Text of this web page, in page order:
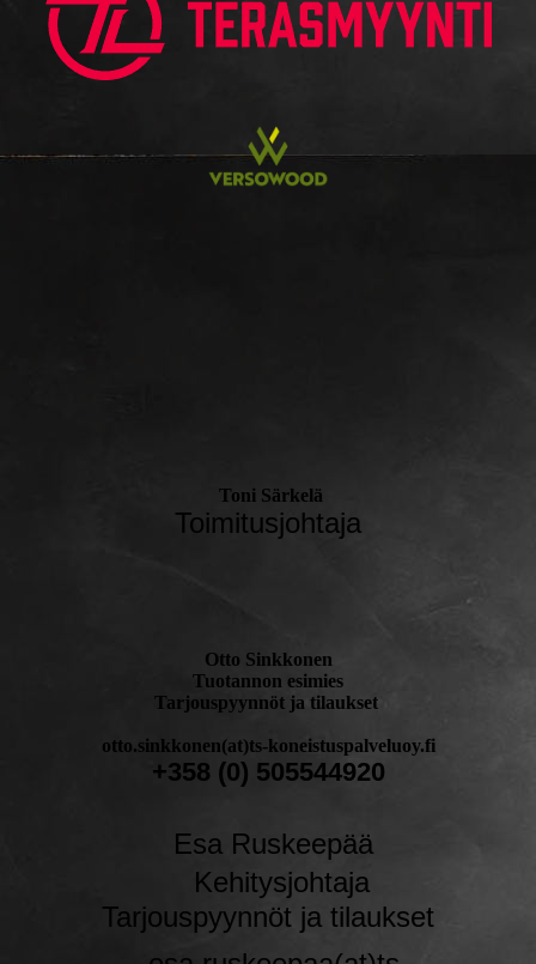
Toni Särkelä
Toimitusjohtaja
Otto Sinkkonen
Tuotannon esimies
Tarjouspyynnöt ja tilaukset
otto.sinkkonen(at)ts-koneistuspalveluoy.fi
+358 (0) 505544920
Esa Ruskeepää
Kehitysjohtaja
Tarjouspyynnöt ja tilaukset